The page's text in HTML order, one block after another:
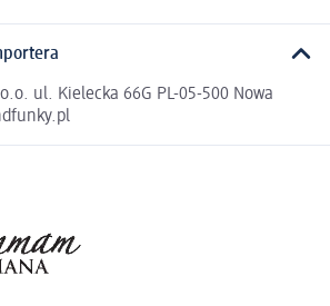
ul. Kielecka 66G PL-05-500 Nowa